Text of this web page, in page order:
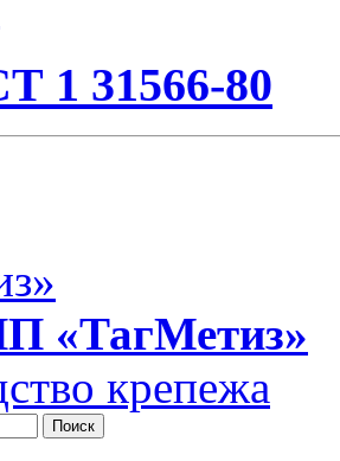
1 31566-80
«ТагМетиз»
крепежа
Поиск